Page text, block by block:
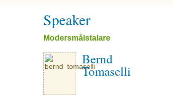
Speaker
Modersmålstalare
Bernd
Tomaselli